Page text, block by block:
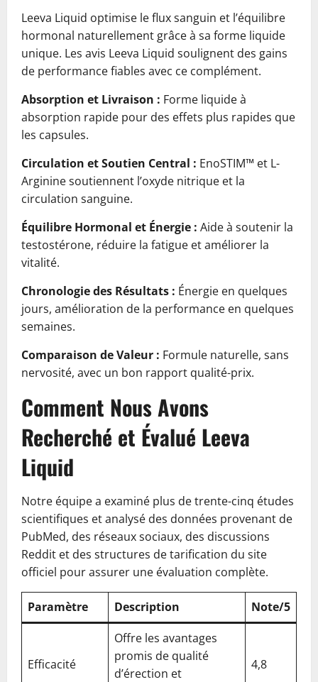
Leeva Liquid optimise le flux sanguin et l’équilibre
hormonal naturellement grâce à sa forme liquide
unique. Les avis Leeva Liquid soulignent des gains
de performance fiables avec ce complément.
Absorption et Livraison : Forme liquide à
absorption rapide pour des effets plus rapides que
les capsules.
Circulation et Soutien Central : EnoSTIM™ et L-
Arginine soutiennent l’oxyde nitrique et la
circulation sanguine.
Équilibre Hormonal et Énergie : Aide à soutenir la
testostérone, réduire la fatigue et améliorer la
vitalité.
Chronologie des Résultats : Énergie en quelques
jours, amélioration de la performance en quelques
semaines.
Comparaison de Valeur : Formule naturelle, sans
nervosité, avec un bon rapport qualité-prix.
Comment Nous Avons
Recherché et Évalué Leeva
Liquid
Notre équipe a examiné plus de trente-cinq études
scientifiques et analysé des données provenant de
PubMed, des réseaux sociaux, des discussions
Reddit et des structures de tarification du site
officiel pour assurer une évaluation complète.
Paramètre Description Note/5
Efficacité
Offre les avantages
promis de qualité
d’érection et
4,8